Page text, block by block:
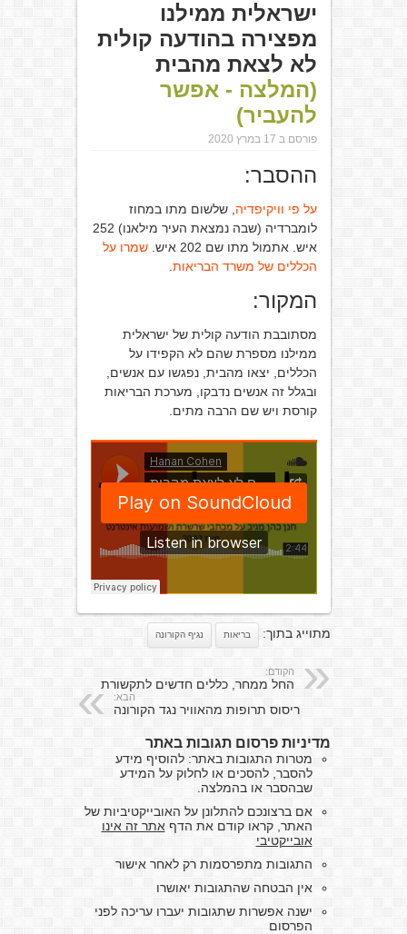
ישראלית ממילנו
מפצירה בהודעה קולית
לא לצאת מהבית
(המלצה - אפשר
להעביר)
פורסם ב 17 במרץ 2020
ההסבר:
על פי וויקיפדיה , שלשום מתו במחוז
לומברדיה (שבה נמצאת העיר מילאנו) 252
איש. אתמול מתו שם 202 איש.
שמרו על
הכללים של משרד הבריאות
המקור:
מסתובבת הודעה קולית של ישראלית
ממילנו מספרת שהם לא הקפידו על
הכללים, יצאו מהבית, נפגשו עם אנשים,
ובגלל זה אנשים נדבקו, מערכת הבריאות
קורסת ויש שם הרבה מתים.
מתוייג בתוך: בריאות נגיף הקורונה
הקודם:
החל ממחר, כללים חדשים לתקשורת
הבא:
ריסוס תרופות מהאוויר נגד הקורונה
מדיניות פרסום תגובות באתר
מטרות התגובות באתר: להוסיף מידע
להסבר, להסכים או לחלוק על המידע
שבהסבר או בהמלצה.
אם ברצונכם להתלונן על האובייקטיביות של
האתר, קראו קודם את הדףאתר זה אינו
אובייקטיבי
התגובות מתפרסמות רק לאחר אישור
אין הבטחה שהתגובות יאושרו
ישנה אפשרות שתגובות יעברו עריכה לפני
הפרסום